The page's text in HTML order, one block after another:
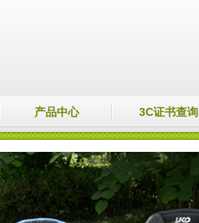
产品中心 3C证书查询